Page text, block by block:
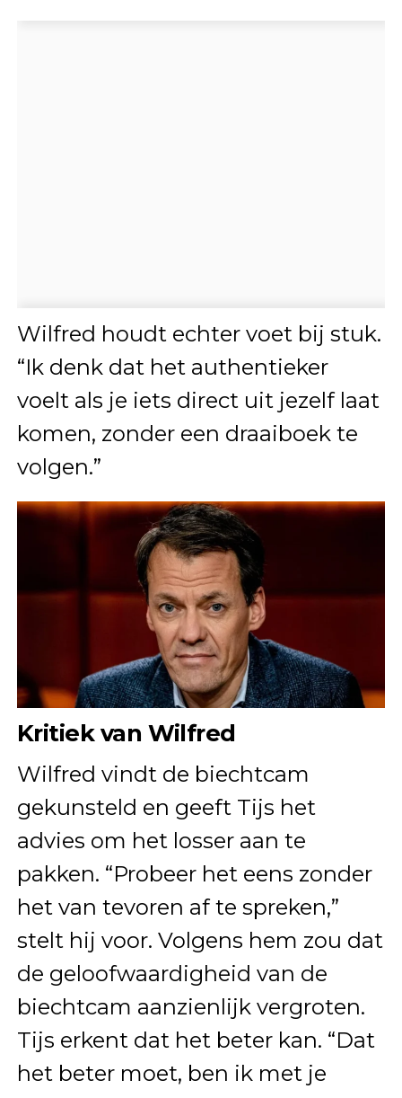
Wilfred houdt echter voet bij stuk.
“Ik denk dat het authentieker
voelt als je iets direct uit jezelf laat
komen, zonder een draaiboek te
volgen.”
Kritiek van Wilfred
Wilfred vindt de biechtcam
gekunsteld en geeft Tijs het
advies om het losser aan te
pakken. “Probeer het eens zonder
het van tevoren af te spreken,”
stelt hij voor. Volgens hem zou dat
de geloofwaardigheid van de
biechtcam aanzienlijk vergroten.
Tijs erkent dat het beter kan. “Dat
het beter moet, ben ik met je